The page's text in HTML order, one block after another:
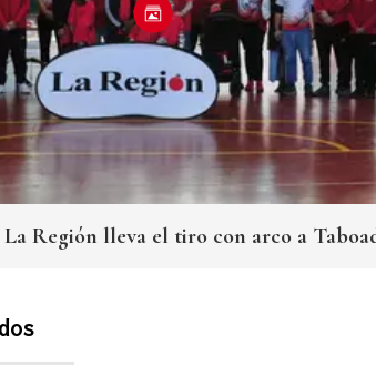
Región lleva el tiro con arco a